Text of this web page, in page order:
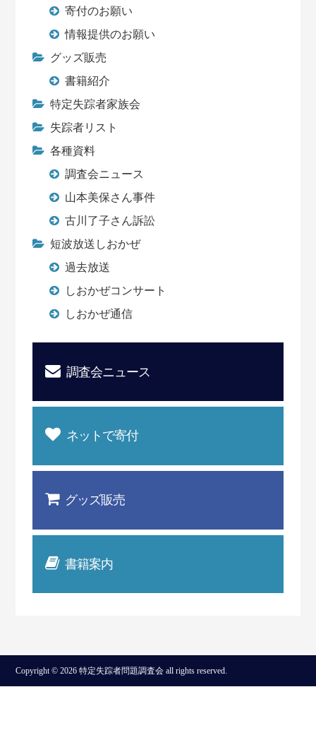
寄付のお願い
情報提供のお願い
グッズ販売
書籍紹介
特定失踪者家族会
失踪者リスト
各種資料
調査会ニュース
山本美保さん事件
古川了子さん訴訟
短波放送しおかぜ
過去放送
しおかぜコンサート
しおかぜ通信
調査会ニュース
ネットで寄付
グッズ販売
書籍案内
Copyright © 2026 特定失踪者問題調査会 all rights reserved.